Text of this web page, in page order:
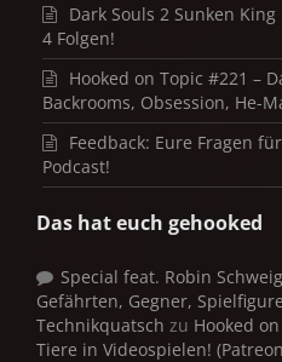
Dark Souls 2 Sunken King
4 Folgen!
Hooked on Topic #221 –
Backrooms, Obsession, He-
Feedback: Eure Fragen
Podcast!
Das hat euch gehooked
Special feat. Robin
Gefährten, Gegner,
Technikquatsch zu Hooked
Tiere in Videospielen!